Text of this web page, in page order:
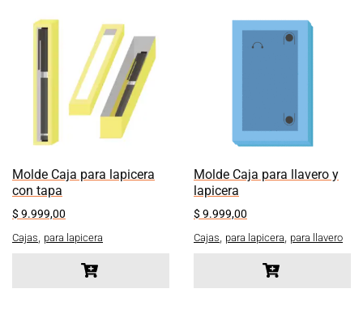
Molde Caja para lapicera
con tapa
$ 9.999,00
Cajas para lapicera
Molde Caja para llavero y
lapicera
$ 9.999,00
Cajas para lapicera para llavero